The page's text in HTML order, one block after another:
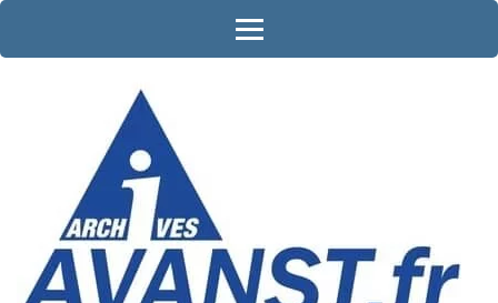
Aller
contenu